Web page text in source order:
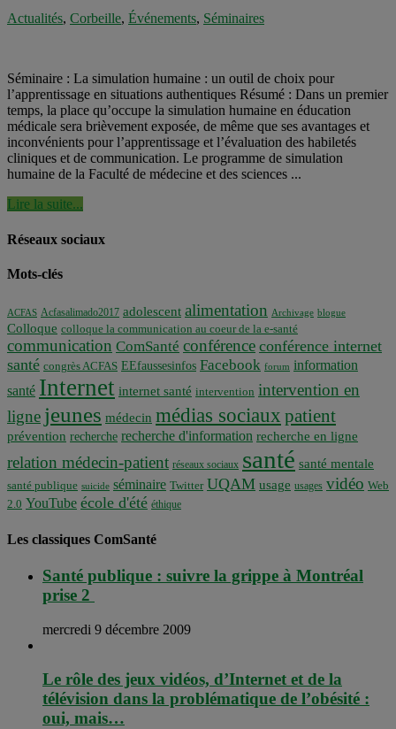
Actualités, Corbeille, Événements, Séminaires
Séminaire : La simulation humaine : un outil de choix pour
l’apprentissage en situations authentiques Résumé : Dans un premier
temps, la place qu’occupe la simulation humaine en éducation
médicale sera brièvement exposée, de même que ses avantages et
inconvénients pour l’apprentissage et l’évaluation des habiletés
cliniques et de communication. Le programme de simulation
humaine de la Faculté de médecine et des sciences ...
Lire la suite...
Réseaux sociaux
Mots-clés
ACFAS Acfasalimado2017 adolescent alimentation Archivage blogue
Colloque colloque la communication au coeur de la e-santé
communication ComSanté conférence conférence internet
santé congrès ACFAS EEfaussesinfos Facebook forum information
santé Internet internet santé intervention intervention en
ligne jeunes médecin médias sociaux patient
prévention recherche recherche d'information recherche en ligne
relation médecin-patient réseaux sociaux santé santé mentale
santé publique suicide séminaire Twitter UQAM usage usages vidéo Web
2.0 YouTube école d'été éthique
Les classiques ComSanté
Santé publique : suivre la grippe à Montréal
prise 2
mercredi 9 décembre 2009
Le rôle des jeux vidéos, d’Internet et de la
télévision dans la problématique de l’obésité :
oui, mais…